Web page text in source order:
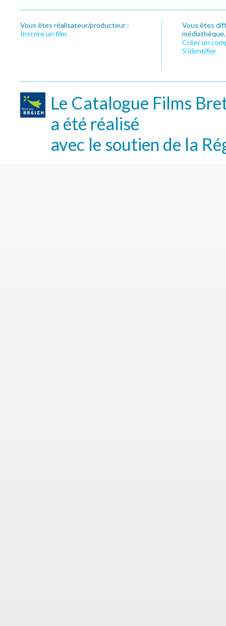
Vous êtes réalisateur/producteur :
Inscrire un film
Vous êtes
Créer un
S’identifier
Le Catalogue Films
a été réalisé
avec le soutien de la